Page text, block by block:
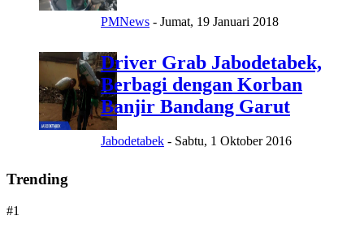
PMNews - Jumat, 19 Januari 2018
Driver Grab Jabodetabek,
Berbagi dengan Korban
Banjir Bandang Garut
Jabodetabek - Sabtu, 1 Oktober 2016
Trending
#1